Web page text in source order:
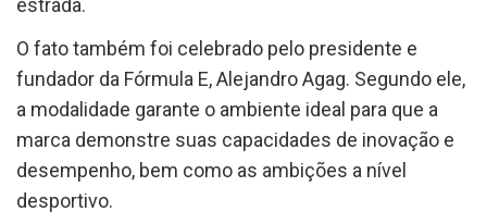
estrada.
O fato também foi celebrado pelo presidente e
fundador da Fórmula E, Alejandro Agag. Segundo ele,
a modalidade garante o ambiente ideal para que a
marca demonstre suas capacidades de inovação e
desempenho, bem como as ambições a nível
desportivo.